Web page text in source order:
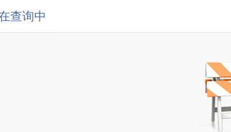
查询中